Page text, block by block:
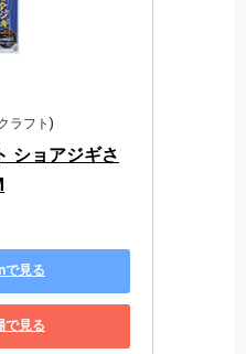
ラフト)
ショアジギさ
見る
で見る